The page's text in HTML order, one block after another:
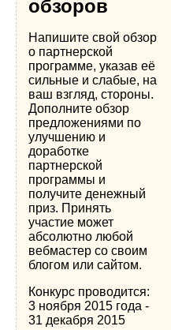
обзоров
Напишите свой обзор
о партнерской
программе, указав её
сильные и слабые, на
ваш взгляд, стороны.
Дополните обзор
предложениями по
улучшению и
доработке
партнерской
программы и
получите денежный
приз. Принять
участие может
абсолютно любой
вебмастер со своим
блогом или сайтом.
Конкурс проводится:
3 ноября 2015 года -
31 декабря 2015